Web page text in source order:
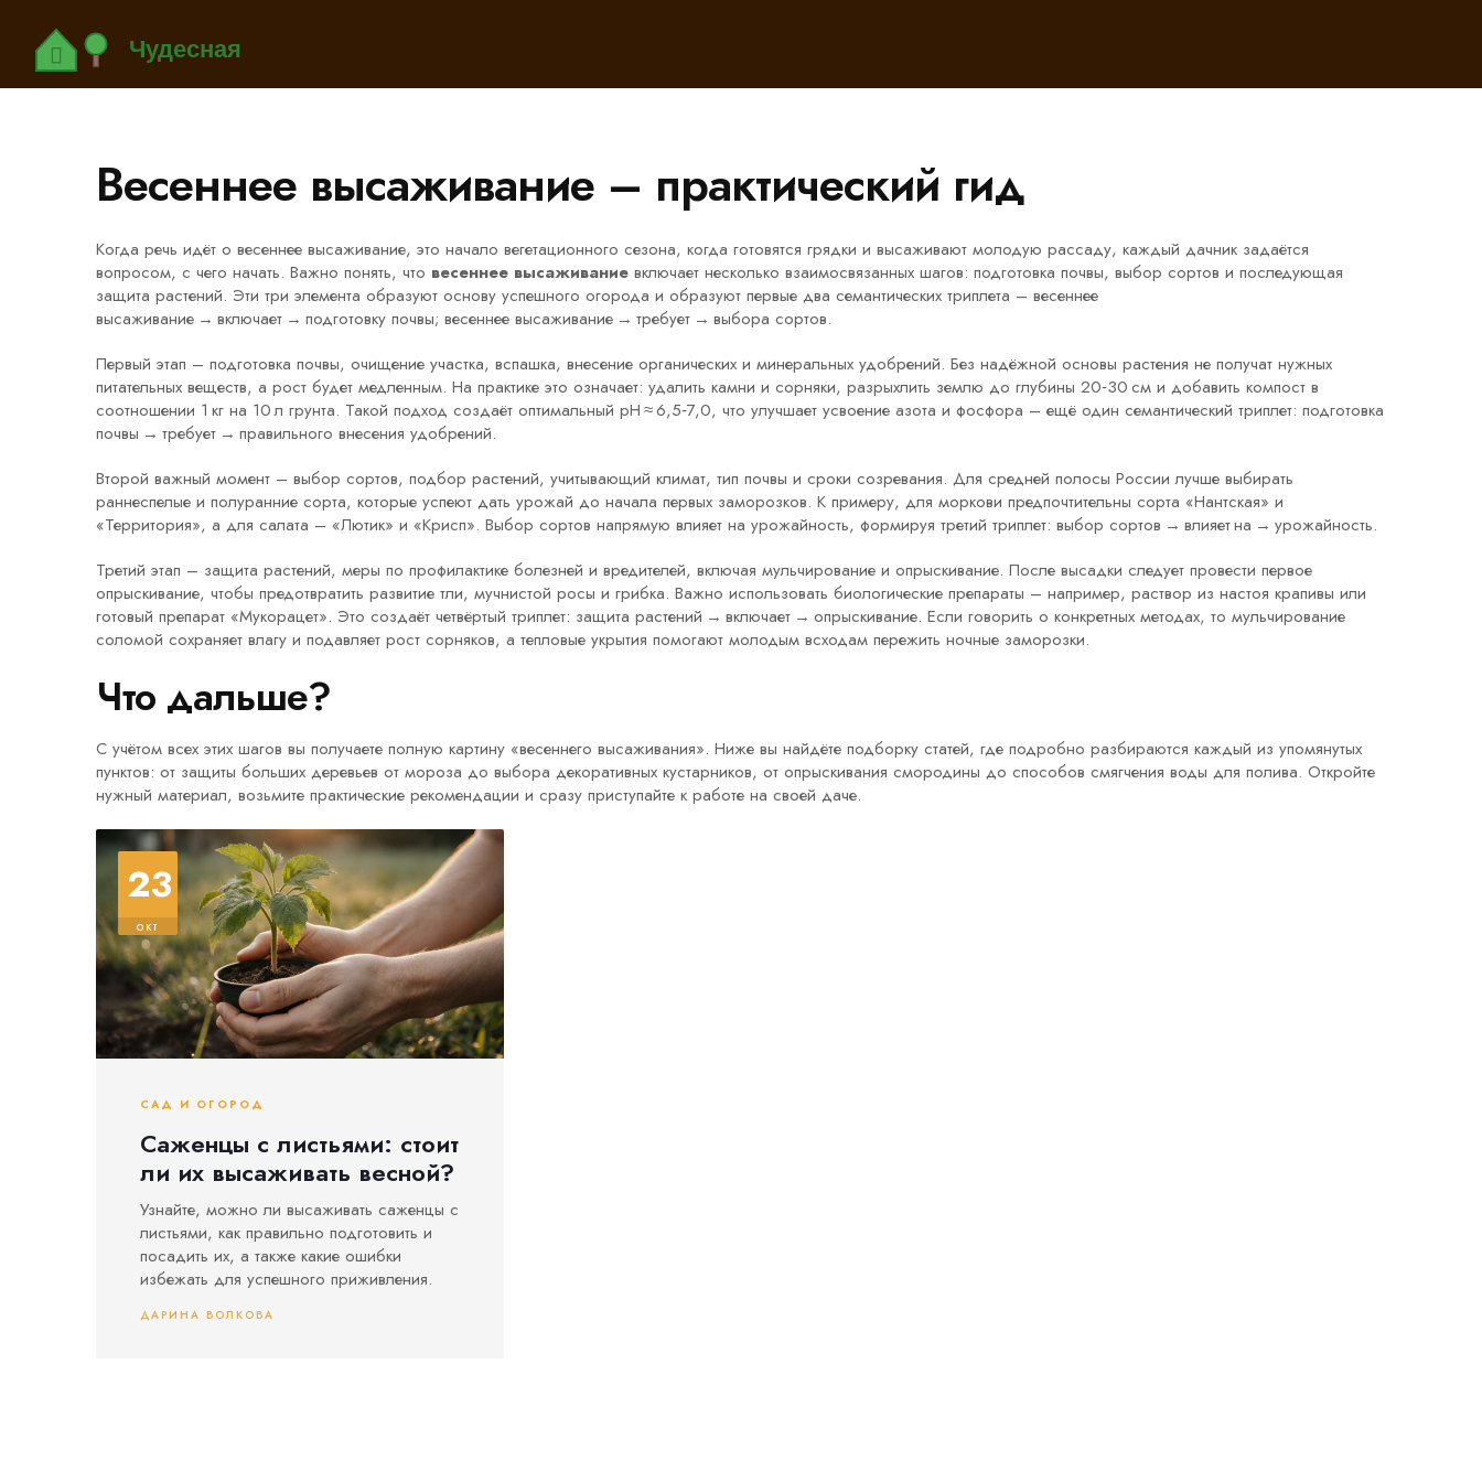
Весеннее высаживание – практический гид
Когда речь идёт о весеннее высаживание, это начало вегетационного сезона, когда готовятся грядки и высаживают молодую рассаду, каждый дачник задаётся
вопросом, с чего начать. Важно понять, что весеннее высаживание включает несколько взаимосвязанных шагов: подготовка почвы, выбор сортов и последующая
защита растений. Эти три элемента образуют основу успешного огорода и образуют первые два семантических триплета – весеннее
высаживание → включает → подготовку почвы; весеннее высаживание → требует → выбора сортов.
Первый этап – подготовка почвы, очищение участка, вспашка, внесение органических и минеральных удобрений. Без надёжной основы растения не получат нужных
питательных веществ, а рост будет медленным. На практике это означает: удалить камни и сорняки, разрыхлить землю до глубины 20‑30 см и добавить компост в
соотношении 1 кг на 10 л грунта. Такой подход создаёт оптимальный pH ≈ 6,5‑7,0, что улучшает усвоение азота и фосфора – ещё один семантический триплет: подготовка
почвы → требует → правильного внесения удобрений.
Второй важный момент – выбор сортов, подбор растений, учитывающий климат, тип почвы и сроки созревания. Для средней полосы России лучше выбирать
раннеспелые и полуранние сорта, которые успеют дать урожай до начала первых заморозков. К примеру, для моркови предпочтительны сорта «Нантская» и
«Территория», а для салата – «Лютик» и «Крисп». Выбор сортов напрямую влияет на урожайность, формируя третий триплет: выбор сортов → влияет на → урожайность.
Третий этап – защита растений, меры по профилактике болезней и вредителей, включая мульчирование и опрыскивание. После высадки следует провести первое
опрыскивание, чтобы предотвратить развитие тли, мучнистой росы и грибка. Важно использовать биологические препараты – например, раствор из настоя крапивы или
готовый препарат «Мyкорацет». Это создаёт четвёртый триплет: защита растений → включает → опрыскивание. Если говорить о конкретных методах, то мульчирование
соломой сохраняет влагу и подавляет рост сорняков, а тепловые укрытия помогают молодым всходам пережить ночные заморозки.
Что дальше?
С учётом всех этих шагов вы получаете полную картину «весеннего высаживания». Ниже вы найдёте подборку статей, где подробно разбираются каждый из упомянутых
пунктов: от защиты больших деревьев от мороза до выбора декоративных кустарников, от опрыскивания смородины до способов смягчения воды для полива. Откройте
нужный материал, возьмите практические рекомендации и сразу приступайте к работе на своей даче.
23
окт
САД И ОГОРОД
Саженцы с листьями: стоит
ли их высаживать весной?
Узнайте, можно ли высаживать саженцы с
листьями, как правильно подготовить и
посадить их, а также какие ошибки
избежать для успешного приживления.
ДАРИНА ВОЛКОВА